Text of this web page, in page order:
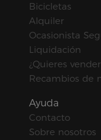
Bicicletas
Alquiler
Ocasionista
Liquidación
¿Quieres
Recambios de
Ayuda
Contacto
Sobre nosotros